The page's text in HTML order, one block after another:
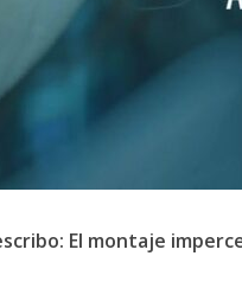
El montaje